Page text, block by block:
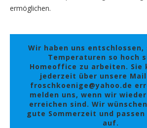
ermöglichen.
Wir haben uns entschlossen,
Temperaturen so hoch
Homeoffice zu arbeiten. Sie
jederzeit über unsere
froschkoenige@yahoo.de
melden uns, wenn wir
erreichen sind. Wir
gute Sommerzeit und
auf.